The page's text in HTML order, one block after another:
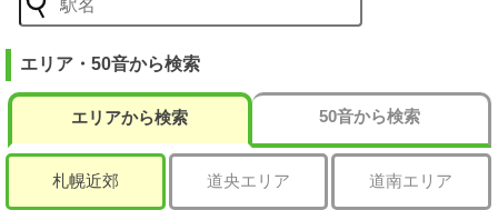
エリア・50音から検索
エリアから検索 50音から検索
札幌近郊 道央エリア 道南エリア